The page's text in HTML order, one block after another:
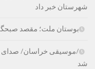
شهرستان خبر داد
بوستان ملت؛ مقصد
/موسیقی خراسان/ صدای
شد